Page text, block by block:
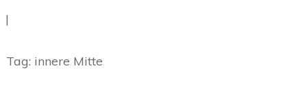
|
Tag: innere Mitte